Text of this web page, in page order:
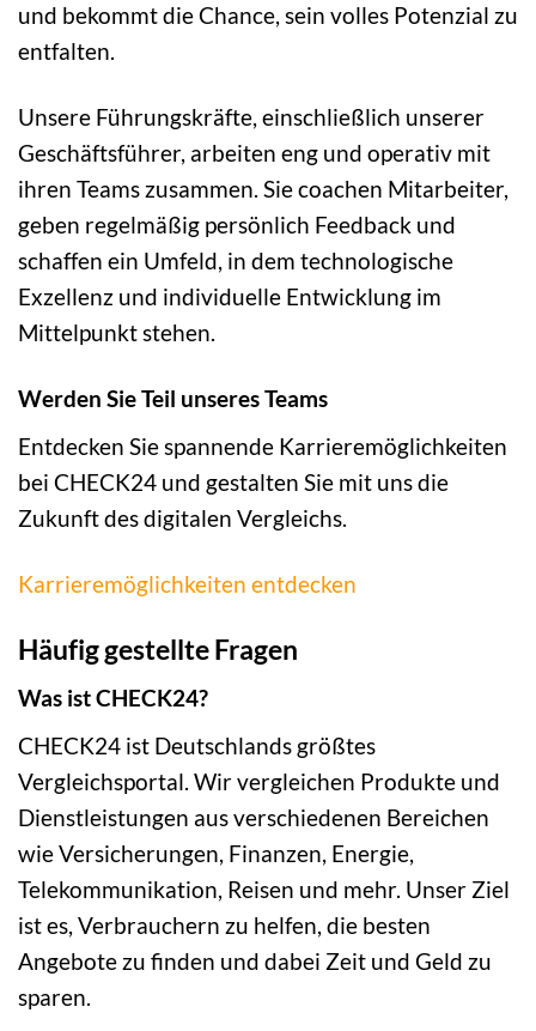
und bekommt die Chance, sein volles Potenzial zu
entfalten.
Unsere Führungskräfte, einschließlich unserer
Geschäftsführer, arbeiten eng und operativ mit
ihren Teams zusammen. Sie coachen Mitarbeiter,
geben regelmäßig persönlich Feedback und
schaffen ein Umfeld, in dem technologische
Exzellenz und individuelle Entwicklung im
Mittelpunkt stehen.
Werden Sie Teil unseres Teams
Entdecken Sie spannende Karrieremöglichkeiten
bei CHECK24 und gestalten Sie mit uns die
Zukunft des digitalen Vergleichs.
Karrieremöglichkeiten entdecken
Häufig gestellte Fragen
Was ist CHECK24?
CHECK24 ist Deutschlands größtes
Vergleichsportal. Wir vergleichen Produkte und
Dienstleistungen aus verschiedenen Bereichen
wie Versicherungen, Finanzen, Energie,
Telekommunikation, Reisen und mehr. Unser Ziel
ist es, Verbrauchern zu helfen, die besten
Angebote zu finden und dabei Zeit und Geld zu
sparen.